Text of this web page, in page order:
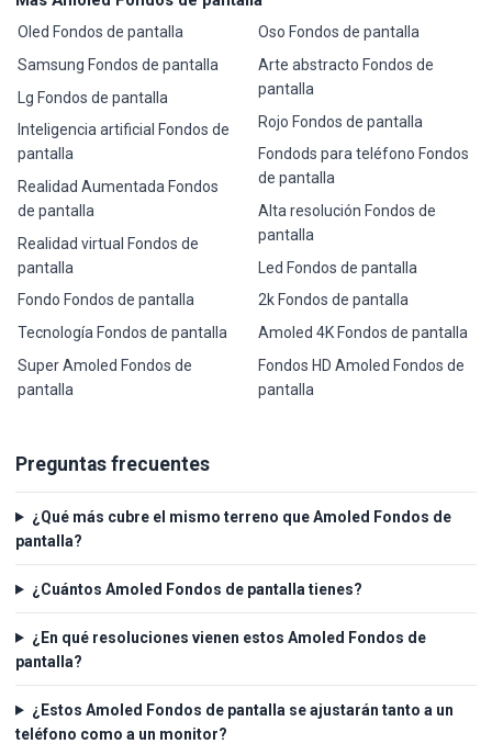
Oled Fondos de pantalla
Samsung Fondos de pantalla
Lg Fondos de pantalla
Inteligencia artificial Fondos de
pantalla
Realidad Aumentada Fondos
de pantalla
Realidad virtual Fondos de
pantalla
Fondo Fondos de pantalla
Tecnología Fondos de pantalla
Super Amoled Fondos de
pantalla
Oso Fondos de pantalla
Arte abstracto Fondos de
pantalla
Rojo Fondos de pantalla
Fondods para teléfono Fondos
de pantalla
Alta resolución Fondos de
pantalla
Led Fondos de pantalla
2k Fondos de pantalla
Amoled 4K Fondos de pantalla
Fondos HD Amoled Fondos de
pantalla
Preguntas frecuentes
¿Qué más cubre el mismo terreno que Amoled Fondos de
pantalla?
¿Cuántos Amoled Fondos de pantalla tienes?
¿En qué resoluciones vienen estos Amoled Fondos de
pantalla?
¿Estos Amoled Fondos de pantalla se ajustarán tanto a un
teléfono como a un monitor?